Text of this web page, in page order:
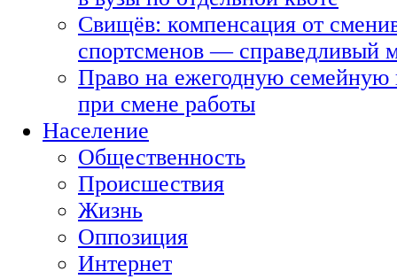
Свищёв: компенсация от
спортсменов — справедливый
Право на ежегодную семейную
при смене работы
Население
Общественность
Происшествия
Жизнь
Оппозиция
Интернет